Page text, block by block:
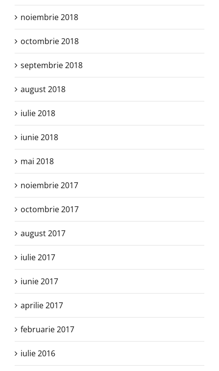
noiembrie 2018
octombrie 2018
septembrie 2018
august 2018
iulie 2018
iunie 2018
mai 2018
noiembrie 2017
octombrie 2017
august 2017
iulie 2017
iunie 2017
aprilie 2017
februarie 2017
iulie 2016